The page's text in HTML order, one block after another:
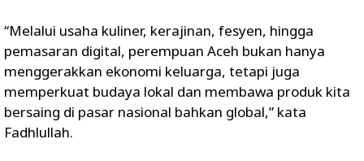
“Melalui usaha kuliner, kerajinan, fesyen, hingga
pemasaran digital, perempuan Aceh bukan hanya
menggerakkan ekonomi keluarga, tetapi juga
memperkuat budaya lokal dan membawa produk kita
bersaing di pasar nasional bahkan global,” kata
Fadhlullah.